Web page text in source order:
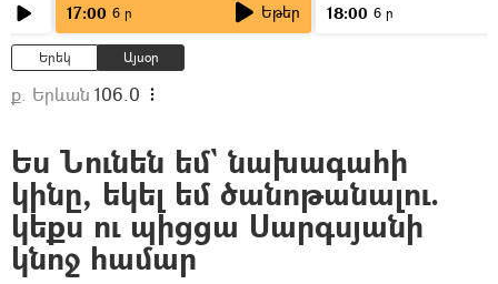
17:00 6 ր Եթեր 18:00 6 ր
Երեկ Այսօր
ք. Երևան 106.0
Ես Նունեն եմ` նախագահի
կինը, եկել եմ ծանոթանալու.
կեքս ու պիցցա Սարգսյանի
կնոջ համար